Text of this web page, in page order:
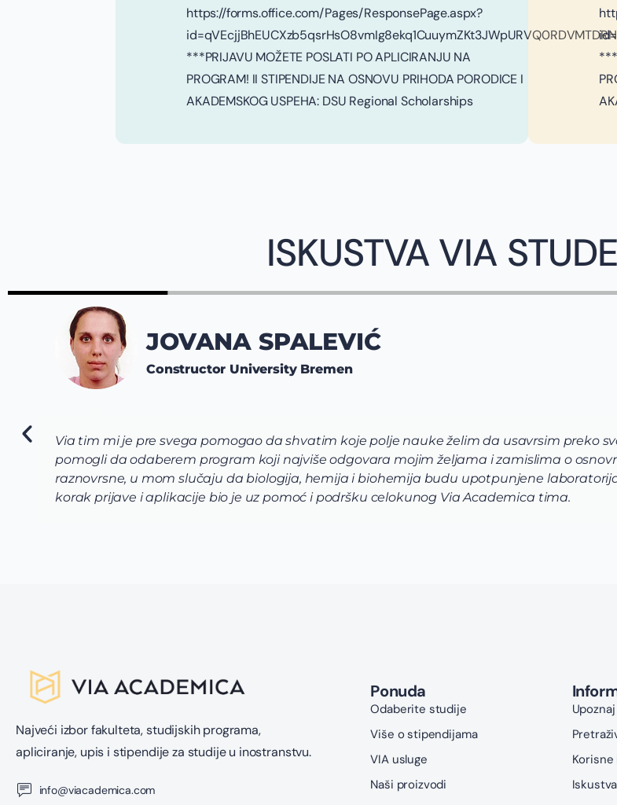
https://forms.office.com/Pages/ResponsePage.aspx?
***PRIJAVU MOŽETE POSLATI PO APLICIRANJU NA
PROGRAM! II STIPENDIJE NA OSNOVU PRIHODA PORODICE I
AKADEMSKOG USPEHA: DSU Regional Scholarships
ISKUSTVA VIA
Via tim mi je pre svega pomogao da shvatim koje polje nauke želim da usavrsim preko
pomogli da odaberem program koji najviše odgovara mojim željama i zamislima o
raznovrsne, u mom slučaju da biologija, hemija i biohemija budu upotpunjene
korak prijave i aplikacije bio je uz pomoć i podršku celokunog Via Academica tima.
JOVANA SPALEVIĆ
Constructor University Bremen
Najveći izbor fakulteta, studijskih programa,
apliciranje, upis i stipendije za studije u inostranstvu.
info@viacademica.com
Ponuda
Odaberite studije
Više o stipendijama
VIA usluge
Naši proizvodi
Iskustva